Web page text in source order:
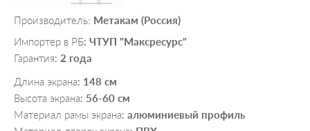
Производитель: Метакам (Россия)
Импортер в РБ: ЧТУП "Максресурс"
Гарантия: 2 года
Длина экрана: 148 см
Высота экрана: 56-60 см
Материал рамы экрана: алюминиевый профиль